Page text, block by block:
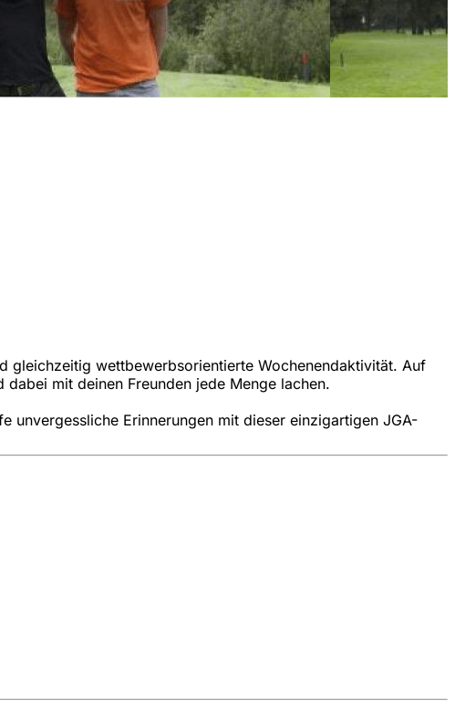
gleichzeitig wettbewerbsorientierte Wochenendaktivität. Auf
mit deinen Freunden jede Menge lachen.
unvergessliche Erinnerungen mit dieser einzigartigen JGA-